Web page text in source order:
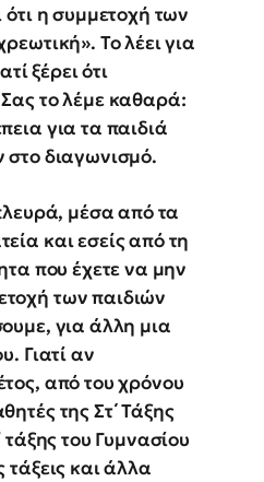
η συμμετοχή των
Το λέει για
ξέρει ότι
το λέμε καθαρά:
για τα παιδιά
στο διαγωνισμό.
μέσα από τα
και εσείς από τη
που έχετε να μην
των παιδιών
για άλλη μια
Γιατί αν
από του χρόνου
της Στ΄ Τάξης
τάξης του Γυμνασίου
και άλλα